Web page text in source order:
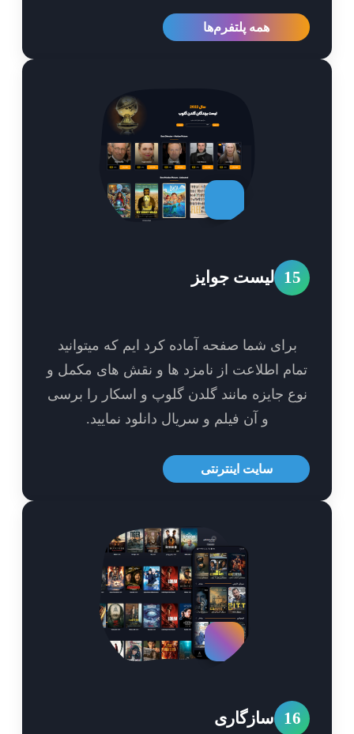
همه پلتفرم‌ها
لیست جوایز
برای شما صفحه آماده کرد ایم که میتوانید
اطلاعت از نامزد ها و نقش های مکمل و
جایزه مانند گلدن گلوپ و اسکار را برسی
و آن فیلم و سریال دانلود نمایید.
سایت اینترنتی
سازگاری